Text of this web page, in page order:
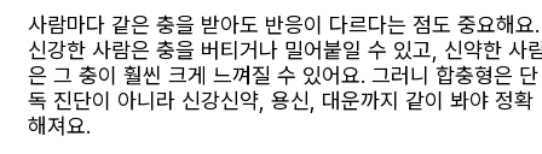
사람마다 같은 충을 받아도 반응이 다르다는 점도 중요해요.
신강한 사람은 충을 버티거나 밀어붙일 수 있고, 신약한 사
은 그 충이 훨씬 크게 느껴질 수 있어요. 그러니 합충형은 단
독 진단이 아니라 신강신약, 용신, 대운까지 같이 봐야 정확
해져요.